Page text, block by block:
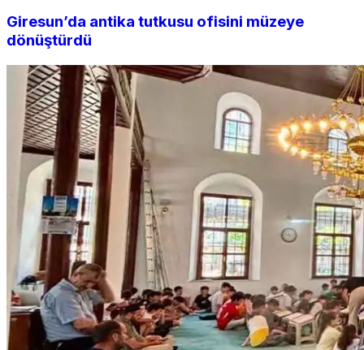
Giresun’da antika tutkusu ofisini müzeye
dönüştürdü